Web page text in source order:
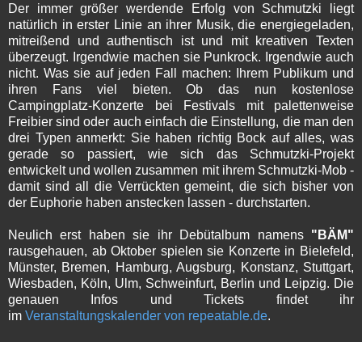
Der immer größer werdende Erfolg von Schmutzki liegt
natürlich in erster Linie an ihrer Musik, die energiegeladen,
mitreißend und authentisch ist und mit kreativen Texten
überzeugt. Irgendwie machen sie Punkrock. Irgendwie auch
nicht. Was sie auf jeden Fall machen: Ihrem Publikum und
ihren Fans viel bieten. Ob das nun kostenlose
Campingplatz-Konzerte bei Festivals mit palettenweise
Freibier sind oder auch einfach die Einstellung, die man den
drei Typen anmerkt: Sie haben richtig Bock auf alles, was
gerade so passiert, wie sich das Schmutzki-Projekt
entwickelt und wollen zusammen mit ihrem Schmutzki-Mob -
damit sind all die Verrückten gemeint, die sich bisher von
der Euphorie haben anstecken lassen - durchstarten.
Neulich erst haben sie ihr Debütalbum namens "BÄM"
rausgehauen, ab Oktober spielen sie Konzerte in Bielefeld,
Münster, Bremen, Hamburg, Augsburg, Konstanz, Stuttgart,
Wiesbaden, Köln, Ulm, Schweinfurt, Berlin und Leipzig. Die
genauen Infos und Tickets findet ihr
im Veranstaltungskalender von repeatable.de.